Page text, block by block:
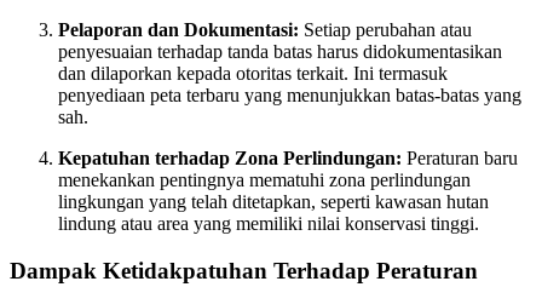
Pelaporan dan Dokumentasi: Setiap perubahan atau
penyesuaian terhadap tanda batas harus didokumentasikan
dan dilaporkan kepada otoritas terkait. Ini termasuk
penyediaan peta terbaru yang menunjukkan batas-batas yang
sah.
Kepatuhan terhadap Zona Perlindungan: Peraturan baru
menekankan pentingnya mematuhi zona perlindungan
lingkungan yang telah ditetapkan, seperti kawasan hutan
lindung atau area yang memiliki nilai konservasi tinggi.
Dampak Ketidakpatuhan Terhadap Peraturan